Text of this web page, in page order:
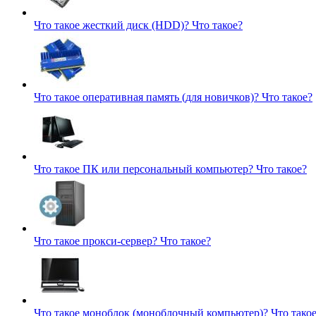
Что такое жесткий диск (HDD)? Что такое?
Что такое оперативная память (для новичков)? Что такое?
Что такое ПК или персональный компьютер? Что такое?
Что такое прокси-сервер? Что такое?
Что такое моноблок (моноблочный компьютер)? Что